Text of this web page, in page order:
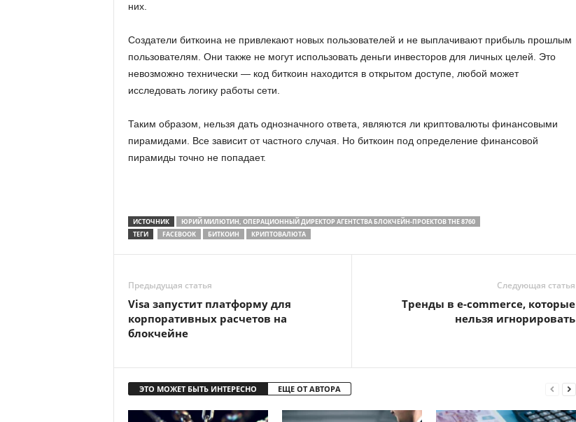
них.
Создатели биткоина не привлекают новых пользователей и не выплачивают прибыль прошлым
пользователям. Они также не могут использовать деньги инвесторов для личных целей. Это
невозможно технически — код биткоин находится в открытом доступе, любой может
исследовать логику работы сети.
Таким образом, нельзя дать однозначного ответа, являются ли криптовалюты финансовыми
пирамидами. Все зависит от частного случая. Но биткоин под определение финансовой
пирамиды точно не попадает.
ИСТОЧНИК
ЮРИЙ МИЛЮТИН, ОПЕРАЦИОННЫЙ ДИРЕКТОР АГЕНТСТВА БЛОКЧЕЙН-ПРОЕКТОВ THE 8760
ТЕГИ
FACEBOOK БИТКОИН КРИПТОВАЛЮТА
Предыдущая статья
Visa запустит платформу для
корпоративных расчетов на
блокчейне
Следующая статья
Тренды в e-commerce, которые
нельзя игнорировать
ЭТО МОЖЕТ БЫТЬ ИНТЕРЕСНО ЕЩЕ ОТ АВТОРА